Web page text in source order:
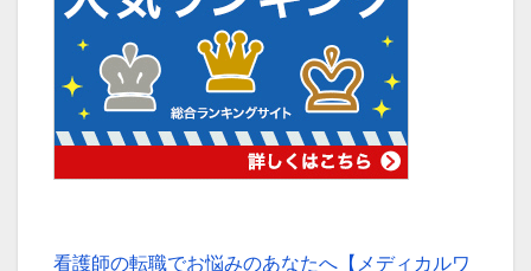
看護師の転職でお悩みのあなたへ【メディカルワ